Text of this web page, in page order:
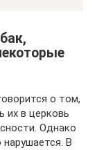
о том,
их в церковь
Однако
В